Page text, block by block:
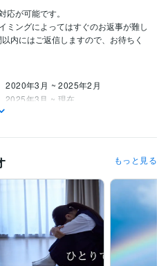
が可能です。
ミングによってはすぐのお返事が難し
内にはご返信しますので、お待ちく
2020年3月 ~ 2025年2月
2025年3月 ~ 現在
スペクトラム症児の子育て」 教師
: 1995年
: 2022年
年
ミニストレータ）
取得年 : 2004
もっと見る